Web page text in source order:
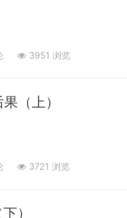
3951 浏览
（上）
3721 浏览
）